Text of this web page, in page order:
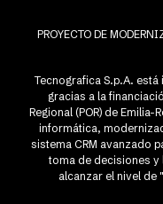
PROYECTO DE
Tecnografica S.p.A.
gracias a la
Regional (POR) de
informática,
sistema CRM avanzado
toma de decisiones
alcanzar el nivel de